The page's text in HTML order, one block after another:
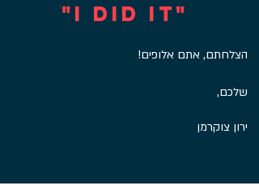
"I DID IT"
!הצלחתם, אתם אלופים
,שלכם
ירון צוקרמן